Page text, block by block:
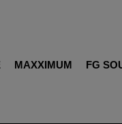
MAXXIMUM FG